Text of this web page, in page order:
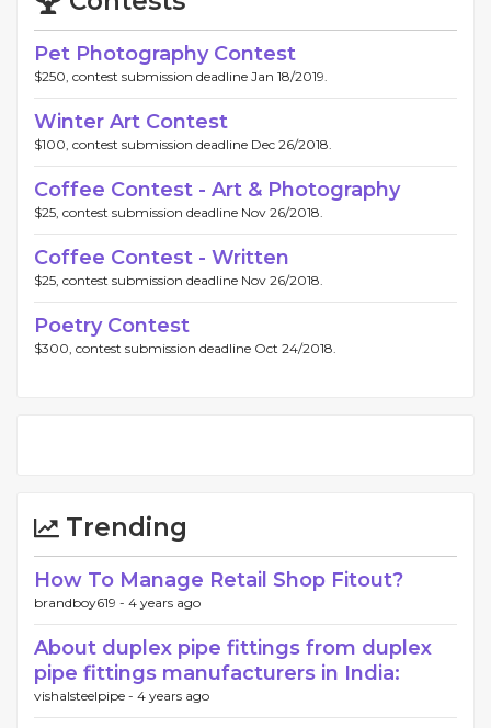
Pet Photography Contest
$250, contest submission deadline Jan 18/2019.
Winter Art Contest
$100, contest submission deadline Dec 26/2018.
Coffee Contest - Art & Photography
$25, contest submission deadline Nov 26/2018.
Coffee Contest - Written
$25, contest submission deadline Nov 26/2018.
Poetry Contest
$300, contest submission deadline Oct 24/2018.
Trending
How To Manage Retail Shop Fitout?
brandboy619 - 4 years ago
About duplex pipe fittings from duplex
pipe fittings manufacturers in India:
vishalsteelpipe - 4 years ago